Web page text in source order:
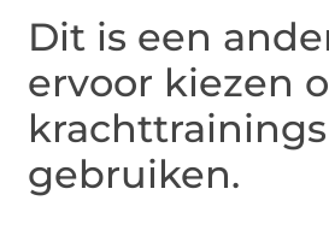
Dit is een
ervoor kiezen
gebruiken.